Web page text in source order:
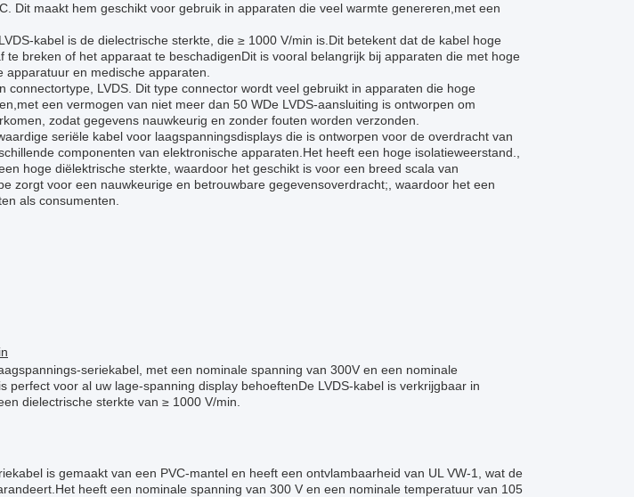
Dit maakt hem geschikt voor gebruik in apparaten die veel warmte genereren,met een
kabel is de dielectrische sterkte, die ≥ 1000 V/min is.Dit betekent dat de kabel hoge
te breken of het apparaat te beschadigenDit is vooral belangrijk bij apparaten die met hoge
en medische apparaten.
connectortype, LVDS. Dit type connector wordt veel gebruikt in apparaten die hoge
een vermogen van niet meer dan 50 WDe LVDS-aansluiting is ontworpen om
zodat gegevens nauwkeurig en zonder fouten worden verzonden.
seriële kabel voor laagspanningsdisplays die is ontworpen voor de overdracht van
componenten van elektronische apparaten.Het heeft een hoge isolatieweerstand.,
hoge diëlektrische sterkte, waardoor het geschikt is voor een breed scala van
zorgt voor een nauwkeurige en betrouwbare gegevensoverdracht;, waardoor het een
als consumenten.
seriekabel, met een nominale spanning van 300V en een nominale
perfect voor al uw lage-spanning display behoeftenDe LVDS-kabel is verkrijgbaar in
dielectrische sterkte van ≥ 1000 V/min.
is gemaakt van een PVC-mantel en heeft een ontvlambaarheid van UL VW-1, wat de
heeft een nominale spanning van 300 V en een nominale temperatuur van 105